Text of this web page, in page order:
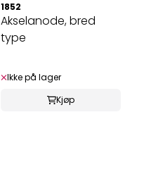
1852
Akselanode, bred
type
Ikke på lager
Kjøp